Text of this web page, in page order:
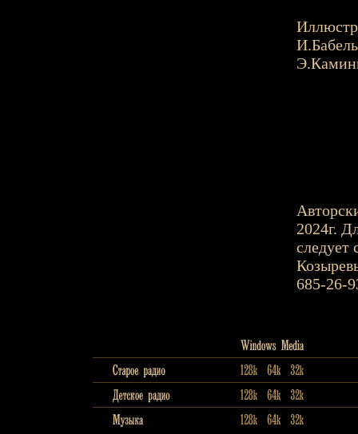
И.Бабель
2024г.
следует
685-26-